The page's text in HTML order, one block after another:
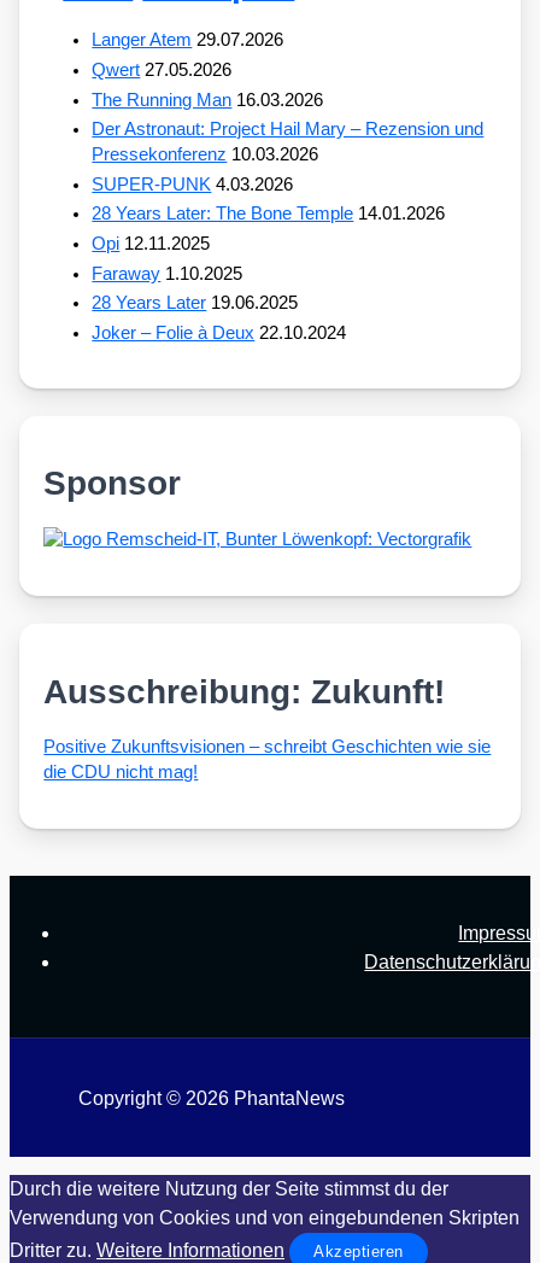
Langer Atem 29.07.2026
Qwert 27.05.2026
The Running Man 16.03.2026
Der Astronaut: Project Hail Mary – Rezension und
Pressekonferenz 10.03.2026
SUPER-PUNK 4.03.2026
28 Years Later: The Bone Temple 14.01.2026
Opi 12.11.2025
Faraway 1.10.2025
28 Years Later 19.06.2025
Joker – Folie à Deux 22.10.2024
Sponsor
Ausschreibung: Zukunft!
Posi­ti­ve Zukunfts­vi­sio­nen – schreibt Geschich­ten wie sie
die CDU nicht mag!
Copyright © 2026 PhantaNews
Durch die weitere Nutzung der Seite stimmst du der
Verwendung von Cookies und von eingebundenen Skripten
Dritter zu. Weitere Informationen Akzeptieren